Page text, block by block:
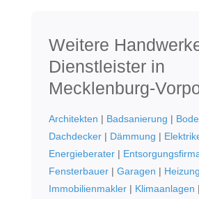
Weitere
Dienstleister in
Mecklenburg-
Architekten | Badsanierung |
Dachdecker| Dämmung |
Energieberater|
Fensterbauer| Garagen |
Immobilienmakler| Klimaanlagen |